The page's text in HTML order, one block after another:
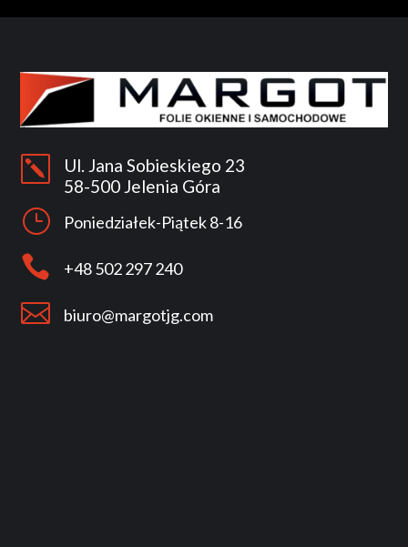
k
Ul. Jana Sobieskiego 23
58-500 Jelenia Góra
} Poniedziałek-Piątek 8-16
 +48 502 297 240
 biuro@margotjg.com